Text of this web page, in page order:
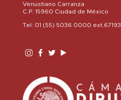
Venustiano Carranza
C.P. 15960 Ciudad de México
Tel: 01 (55) 5036 0000 ext.67193